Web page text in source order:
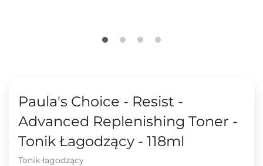
Paula's Choice - Resist -
Advanced Replenishing Toner -
Tonik Łagodzący - 118ml
Tonik łagodzący